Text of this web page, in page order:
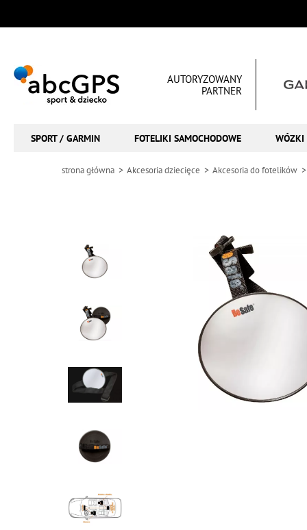
AUTORYZOWANY
PARTNER
SPORT / GARMIN FOTELIKI SAMOCHODOWE WÓZKI
strona główna Akcesoria dziecięce Akcesoria do fotelików